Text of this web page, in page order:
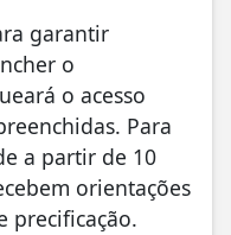
garantir
o
o acesso
Para
a partir de 10
orientações
precificação.